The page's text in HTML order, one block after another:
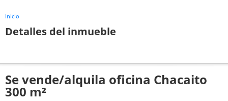
Inicio
Detalles del inmueble
Se vende/alquila oficina Chacaito
300 m²